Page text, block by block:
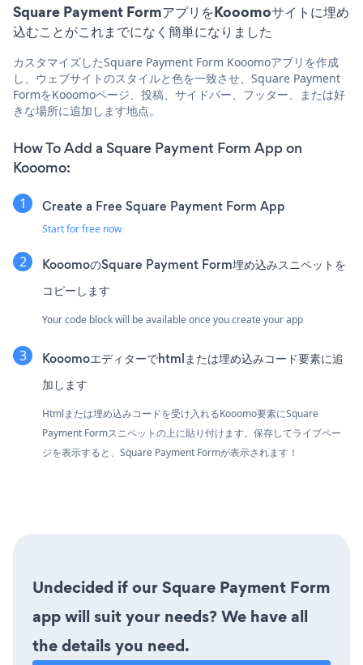
Square Payment FormアプリをKooomoサイトに埋め
込むことがこれまでになく簡単になりました
カスタマイズしたSquare Payment Form Kooomoアプリを作成
し、ウェブサイトのスタイルと色を一致させ、Square Payment
FormをKooomoページ、投稿、サイドバー、フッター、または好
きな場所に追加します地点。
How To Add a Square Payment Form App on
Kooomo:
Create a Free Square Payment Form App
Start for free now
KooomoのSquare Payment Form埋め込みスニペットを
コピーします
Your code block will be available once you create your app
Kooomoエディターでhtmlまたは埋め込みコード要素に追
加します
Htmlまたは埋め込みコードを受け入れるKooomo要素にSquare
Payment Formスニペットの上に貼り付けます。保存してライブペー
ジを表示すると、Square Payment Formが表示されます！
Undecided if our Square Payment Form
app will suit your needs? We have all
the details you need.